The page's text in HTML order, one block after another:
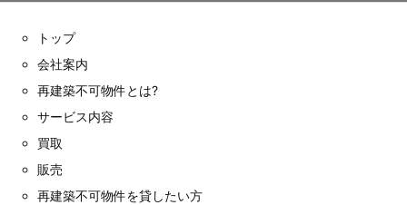
トップ
会社案内
再建築不可物件とは?
サービス内容
買取
販売
再建築不可物件を貸したい方